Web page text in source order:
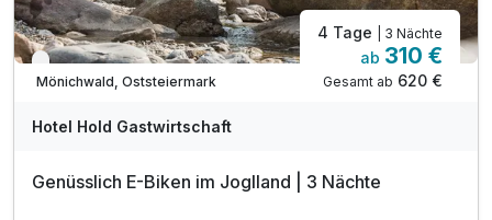
Nur noch bis Oktober
Mönichwald, Oststeiermark
4 Tage | 3 Nächte
ab 310 €
Gesamt ab 620 €
Hotel Hold Gastwirtschaft
Genüsslich E-Biken im Joglland | 3 Nächte